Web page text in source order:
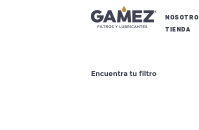
Tienda
Encuentra tu filtro